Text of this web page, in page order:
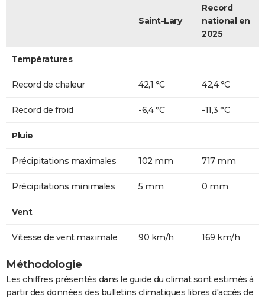
Saint-Lary
Record
national en
2025
Températures
Record de chaleur 42,1 °C 42,4 °C
Record de froid -6,4 °C -11,3 °C
Pluie
Précipitations maximales 102 mm 717 mm
Précipitations minimales 5 mm 0 mm
Vent
Vitesse de vent maximale 90 km/h 169 km/h
Méthodologie
Les chiffres présentés dans le guide du climat sont estimés à
partir des données des bulletins climatiques libres d'accès de